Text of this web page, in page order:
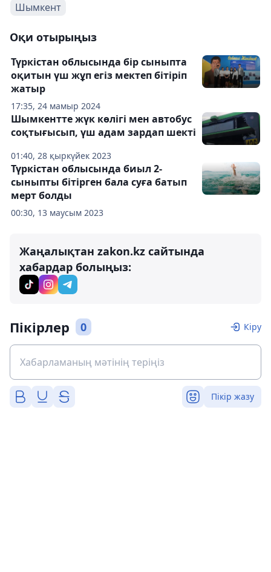
Шымкент
Оқи отырыңыз
17:35, 24 мамыр 2024
Түркістан облысында бір сыныпта
оқитын үш жұп егіз мектеп бітіріп
жатыр
01:40, 28 қыркүйек 2023
Шымкентте жүк көлігі мен автобус
соқтығысып, үш адам зардап шекті
00:30, 13 маусым 2023
Түркістан облысында биыл 2-
сыныпты бітірген бала суға батып
мерт болды
Жаңалықтан zakon.kz сайтында
хабардар болыңыз:
Пікірлер 0 Кіру
Пікір жазу